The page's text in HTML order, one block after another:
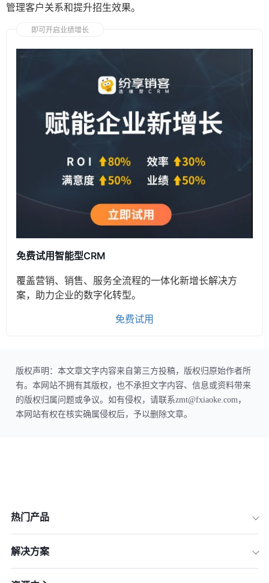
管理客户关系和提升招生效果。
即可开启业绩增长
免费试用智能型CRM
覆盖营销、销售、服务全流程的一体化新增长解决方
案，助力企业的数字化转型。
免费试用
版权声明：本文章文字内容来自第三方投稿，版权归原始作者所
有。本网站不拥有其版权，也不承担文字内容、信息或资料带来
的版权归属问题或争议。如有侵权，请联系zmt@fxiaoke.com，
本网站有权在核实确属侵权后，予以删除文章。
热门产品
解决方案